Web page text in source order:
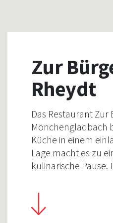
Zur
Rheydt
Das Restaurant
Mönchengladbach
Küche in einem
Lage macht es zu
kulinarische Pause.
zubereitet werden.